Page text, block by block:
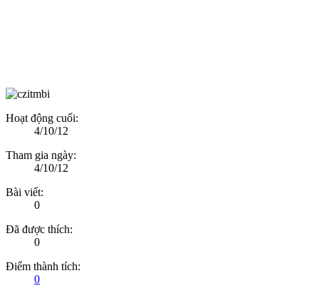
Hoạt động cuối:
4/10/12
Tham gia ngày:
4/10/12
Bài viết:
0
Đã được thích:
0
Điểm thành tích:
0